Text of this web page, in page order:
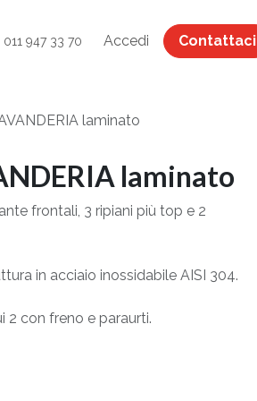
011 947 33 70 Accedi Contattaci
laminato
laminato
frontali, 3 ripiani più top e 2
in acciaio inossidabile AISI 304.
con freno e paraurti.